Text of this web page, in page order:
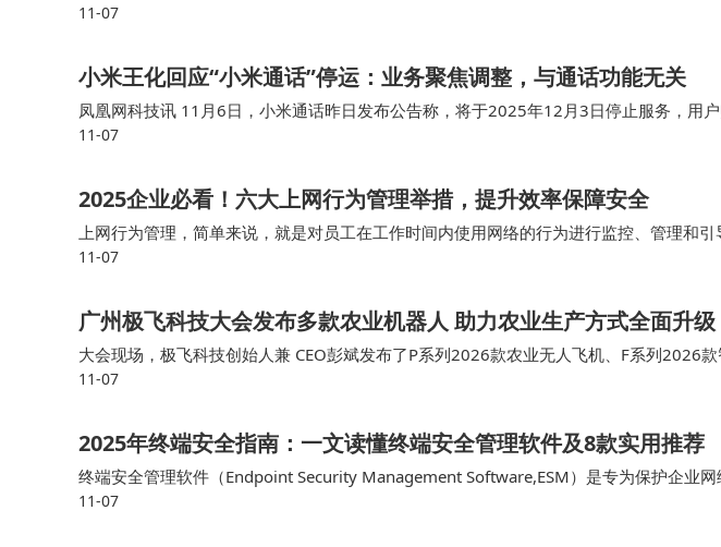
复工具。要是你之前在手机上备份过通讯录，那找回通讯录好友就特别轻松，直接一键恢
11-07
​小米王化回应“小米通话”停运：业务聚焦调整，与通话功能无关​
凤凰网科技讯 11月6日，小米通话昨日发布公告称，将于2025年12月3日停止服务，用
对此，小米公关负责人王化发文表示：“小米通话”作为小米即时通讯应用“米聊”的一项功能
11-07
2025企业必看！六大上网行为管理举措，提升效率保障安全
上网行为管理，简单来说，就是对员工在工作时间内使用网络的行为进行监控、管理和
手机和平板电脑等移动设备的上网行为管理也变得尤为重要。 对企业来说，上网行为管理
11-07
广州极飞科技大会发布多款农业机器人 助力农业生产方式全面升级
大会现场，极飞科技创始人兼 CEO彭斌发布了P系列2026款农业无人飞机、F系列2026
仪等农业机器人产品，全面展示了新一代智慧农业设施及其应用场景。 值得一提的是，…
11-07
2025年终端安全指南：一文读懂终端安全管理软件及8款实用推荐
终端安全管理软件（Endpoint Security Management Software,ESM）是专为保护企业
标是防止未经授权的访问、数据泄露以及恶意软件的传播。 …
11-07